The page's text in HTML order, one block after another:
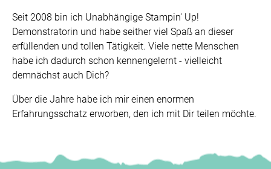
Seit 2008 bin ich Unabhängige Stampin' Up!
Demonstratorin und habe seither viel Spaß an dieser
erfüllenden und tollen Tätigkeit. Viele nette Menschen
habe ich dadurch schon kennengelernt - vielleicht
demnächst auch Dich?
Über die Jahre habe ich mir einen enormen
Erfahrungsschatz erworben, den ich mit Dir teilen möchte.